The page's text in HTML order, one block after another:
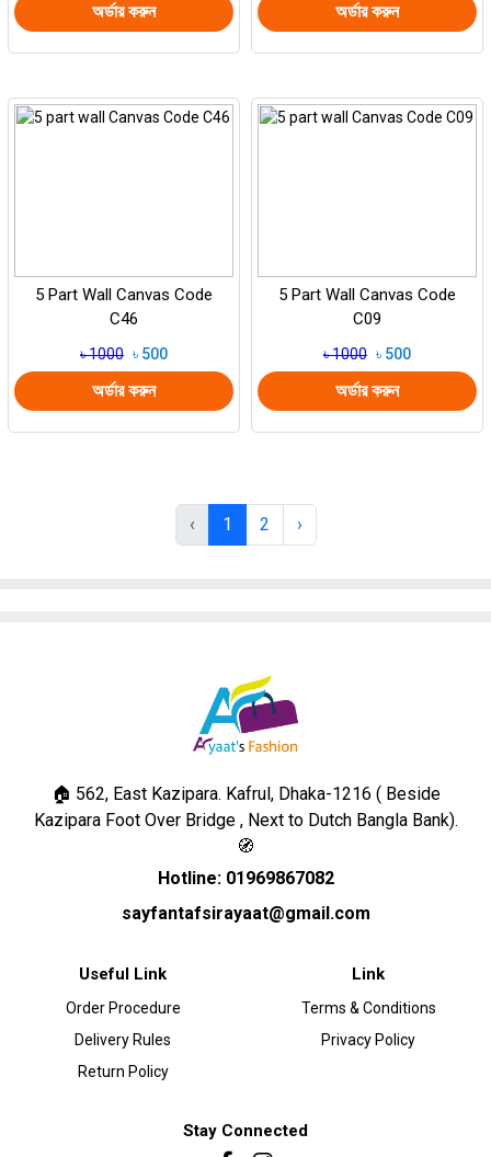
অর্ডার করুন অর্ডার করুন
5 Part Wall Canvas Code
C46
৳ 1000 ৳ 500
অর্ডার করুন
5 Part Wall Canvas Code
C09
৳ 1000 ৳ 500
অর্ডার করুন
‹ 1 2 ›
🏠 562, East Kazipara. Kafrul, Dhaka-1216 ( Beside
Kazipara Foot Over Bridge , Next to Dutch Bangla Bank).
🧭
Hotline: 01969867082
sayfantafsirayaat@gmail.com
Useful Link
Order Procedure
Delivery Rules
Return Policy
Link
Terms & Conditions
Privacy Policy
Stay Connected